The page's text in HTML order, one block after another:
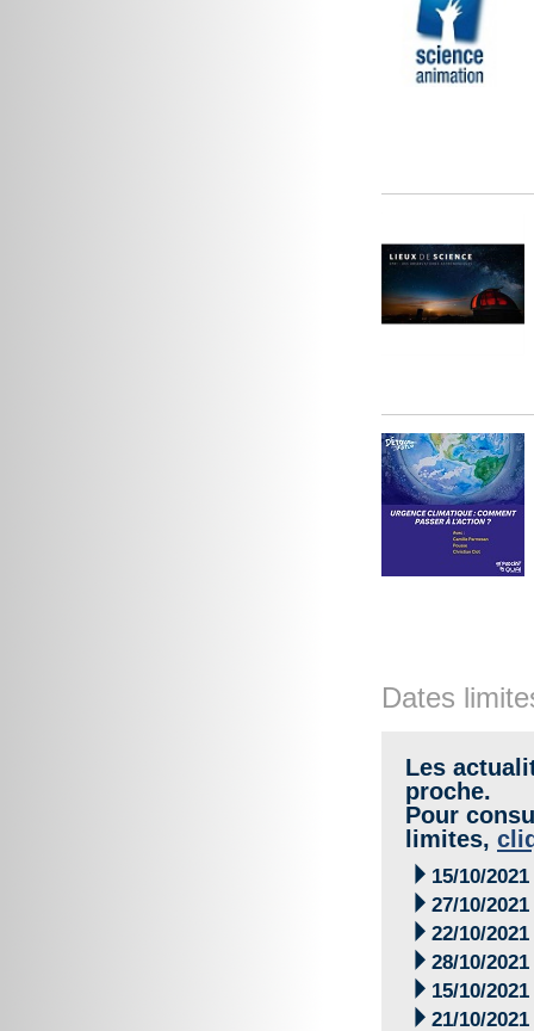
Dates
Les
proche.
Pour
limites,
 15/10/2021
 27/10/2021
 22/10/2021
 28/10/2021
 15/10/2021
 21/10/2021